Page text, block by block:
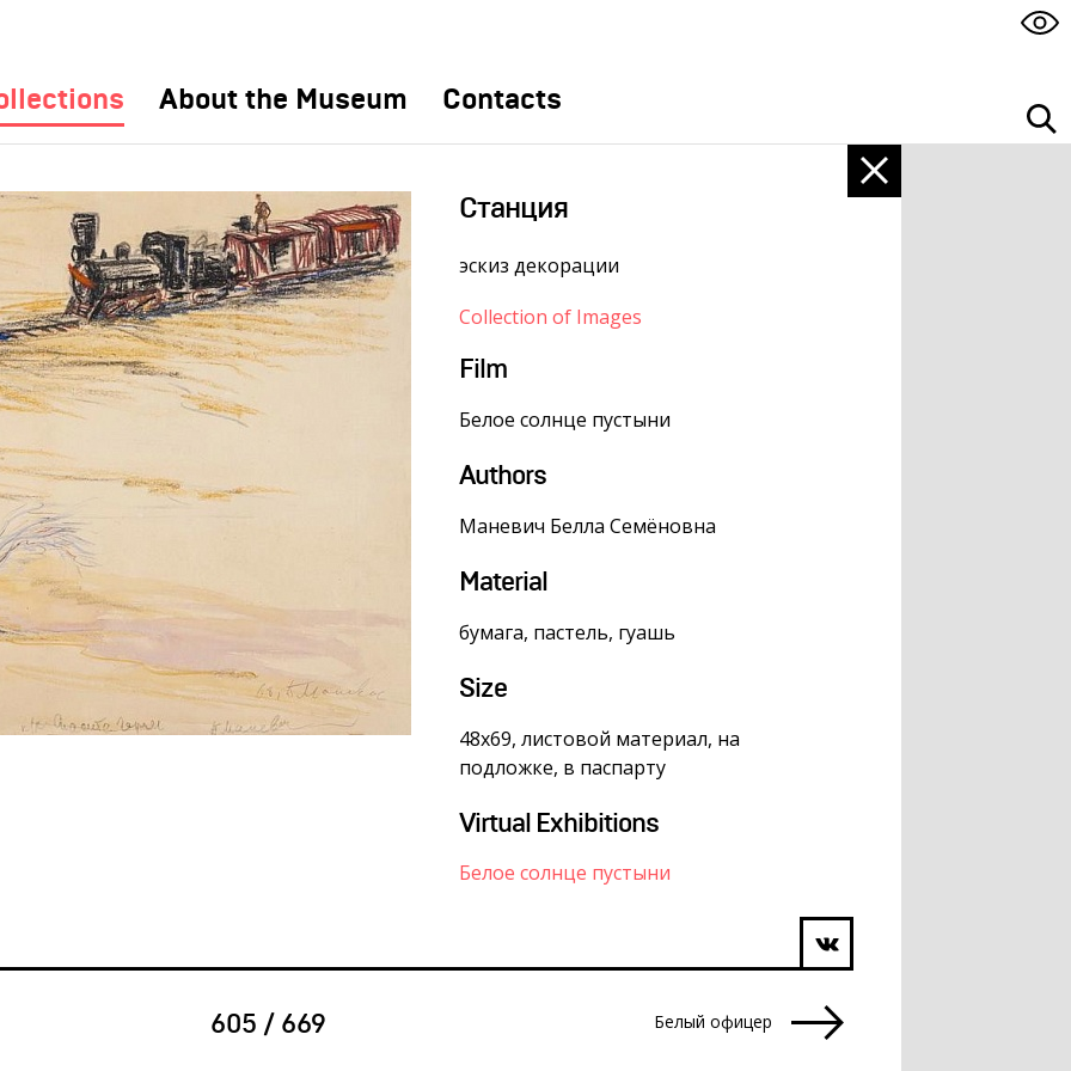
About the Museum Contacts
Станция
эскиз декорации
Collection of Images
Film
Белое солнце пустыни
Authors
Маневич Белла Семёновна
Material
бумага, пастель, гуашь
Size
48х69, листовой материал, на
подложке, в паспарту
Virtual Exhibitions
Белое солнце пустыни
605 / 669 Белый офицер